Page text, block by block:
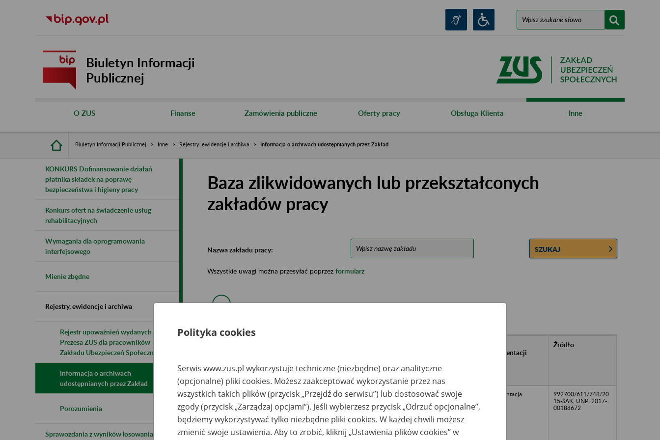
Biuletyn Informacji
Publicznej
O ZUS Finanse Zamówienia publiczne Oferty pracy Obsługa Klienta Inne
Biuletyn Informacji Publicznej Inne Rejestry, ewidencje i archiwa Informacja o archiwach udostępnianych przez Zakład
KONKURS Dofinansowanie działań
płatnika składek na poprawę
bezpieczeństwa i higieny pracy
Konkurs ofert na świadczenie usług
rehabilitacyjnych
Wymagania dla oprogramowania
interfejsowego
Mienie zbędne
Rejestry, ewidencje i archiwa
Rejestr upoważnień wydanych przez
Prezesa ZUS dla pracowników
Zakładu Ubezpieczeń Społecznych
Informacja o archiwach
udostępnianych przez Zakład
Porozumienia
Sprawozdania z wyników losowania do
Baza zlikwidowanych lub przekształconych
zakładów pracy
Nazwa zakładu pracy: SZUKAJ
Wszystkie uwagi można przesyłać poprzez formularz
archiwach
państwowych
dokumentacji
Źródło
Spółdzielnia Kółek
Rolniczych w
Rogowie, Rogów, ul.
Dworcowa 27 (w
trakcie przejmowania
z Euro Akta)
Archiwum Państwowe
w Warszawie -
Archiwum
Dokumentacji
Osobowej i Płacowej
w Milanówku, ul.
Stefana Okrzei 1, 05-
dokumentacja
992700/611/748/20
15-SAK, UNP: 2017-
00188672
Polityka cookies
Serwis www.zus.pl wykorzystuje techniczne (niezbędne) oraz analityczne
(opcjonalne) pliki cookies. Możesz zaakceptować wykorzystanie przez nas
wszystkich takich plików (przycisk „Przejdź do serwisu”) lub dostosować swoje
zgody (przycisk „Zarządzaj opcjami”). Jeśli wybierzesz przycisk „Odrzuć opcjonalne”,
będziemy wykorzystywać tylko niezbędne pliki cookies. W każdej chwili możesz
zmienić swoje ustawienia. Aby to zrobić, kliknij „Ustawienia plików cookies” w